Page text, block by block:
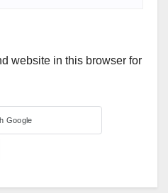
website in this browser for
Google